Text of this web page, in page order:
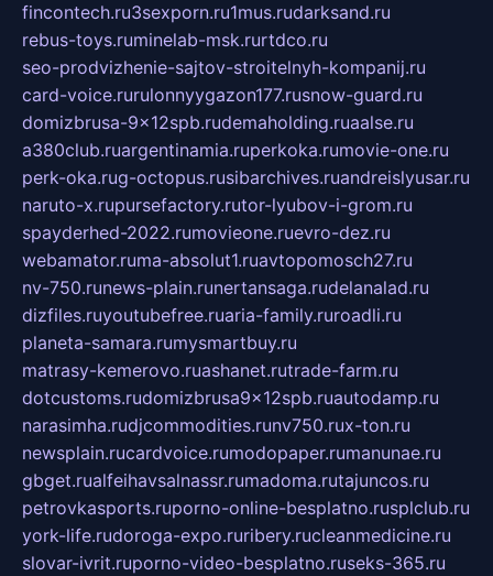
fincontech.ru3sexporn.ru1mus.rudarksand.ru
rebus-toys.ruminelab-msk.rurtdco.ru
seo-prodvizhenie-sajtov-stroitelnyh-kompanij.ru
card-voice.rurulonnyygazon177.rusnow-guard.ru
domizbrusa-9x12spb.rudemaholding.ruaalse.ru
a380club.ruargentinamia.ruperkoka.rumovie-one.ru
perk-oka.rug-octopus.rusibarchives.ruandreislyusar.ru
naruto-x.rupursefactory.rutor-lyubov-i-grom.ru
spayderhed-2022.rumovieone.ruevro-dez.ru
webamator.ruma-absolut1.ruavtopomosch27.ru
nv-750.runews-plain.runertansaga.rudelanalad.ru
dizfiles.ruyoutubefree.ruaria-family.ruroadli.ru
planeta-samara.rumysmartbuy.ru
matrasy-kemerovo.ruashanet.rutrade-farm.ru
dotcustoms.rudomizbrusa9x12spb.ruautodamp.ru
narasimha.rudjcommodities.runv750.rux-ton.ru
newsplain.rucardvoice.rumodopaper.rumanunae.ru
gbget.rualfeihavsalnassr.rumadoma.rutajuncos.ru
petrovkasports.ruporno-online-besplatno.rusplclub.ru
york-life.rudoroga-expo.ruribery.rucleanmedicine.ru
slovar-ivrit.ruporno-video-besplatno.ruseks-365.ru